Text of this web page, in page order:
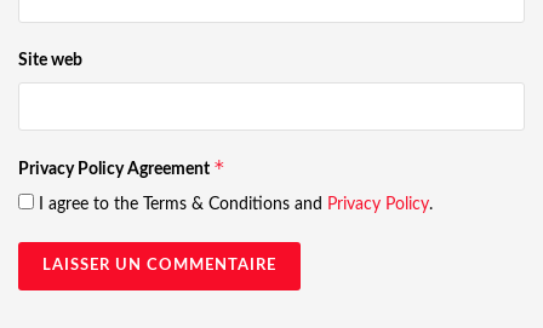
Site web
Privacy Policy Agreement *
I agree to the Terms & Conditions and Privacy Policy.